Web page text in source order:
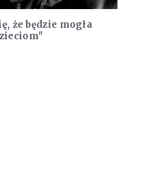
że będzie mogła